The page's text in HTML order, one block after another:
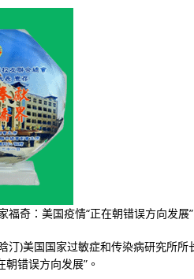
福奇：美国疫情“正在朝错误方向发展”
汀)美国国家过敏症和传染病研究所
错误方向发展”。